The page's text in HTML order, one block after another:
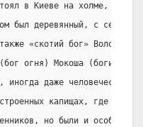
в Киеве на холме, вне
был деревянный, с
«скотий бог» Волос,
огня) Мокоша (богиня
иногда даже человеческие.
капищах, где
но были и особые